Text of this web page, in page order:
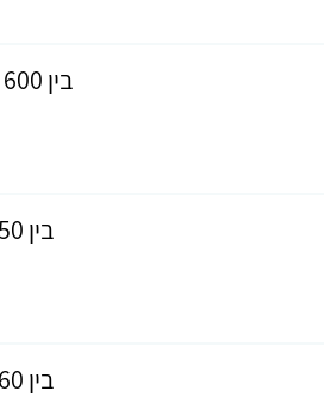
בין 600 ל- 1,200 ₪
בין 150 ל- 300 ₪
בין 160 ל- 280 ₪